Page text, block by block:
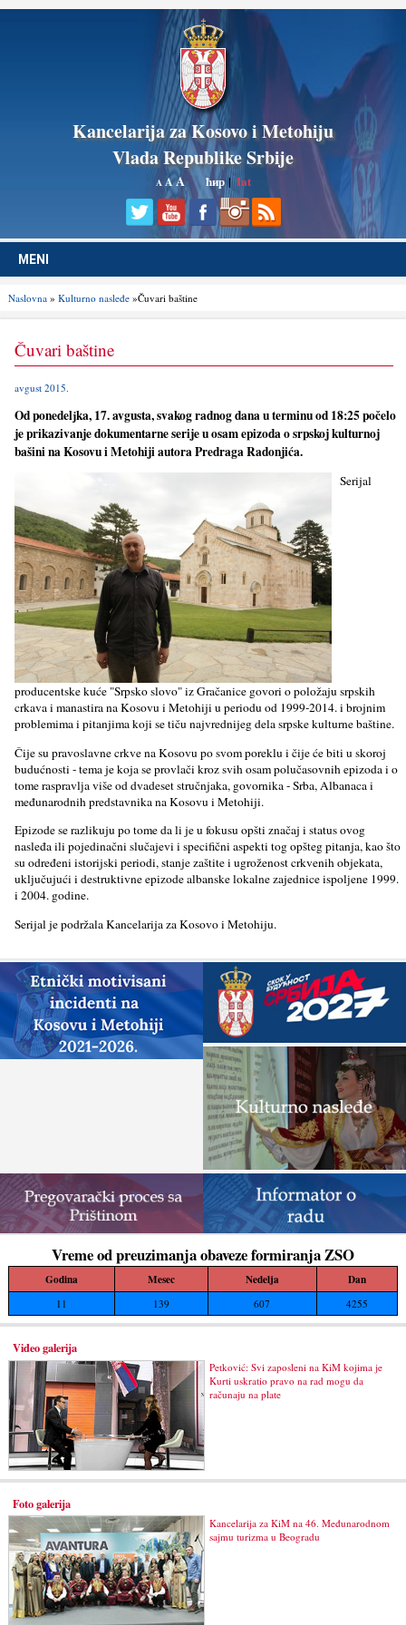
Kancelarija za Kosovo i Metohiju
Vlada Republike Srbije
A AA ћир|lat
MENI
Naslovna» Kulturno nasleđe»Čuvari baštine
Čuvari baštine
avgust 2015.
Od ponedelјka, 17. avgusta, svakog radnog dana u terminu od 18:25 počelo
je prikazivanje dokumentarne serije u osam epizoda o srpskoj kulturnoj
bašini na Kosovu i Metohiji autora Predraga Radonjića.
Serijal
producentske kuće "Srpsko slovo" iz Gračanice govori o položaju srpskih
crkava i manastira na Kosovu i Metohiji u periodu od 1999-2014. i brojnim
problemima i pitanjima koji se tiču najvrednijeg dela srpske kulturne baštine.
Čije su pravoslavne crkve na Kosovu po svom poreklu i čije će biti u skoroj
budućnosti - tema je koja se provlači kroz svih osam polučasovnih epizoda i o
tome raspravlјa više od dvadeset stručnjaka, govornika - Srba, Albanaca i
međunarodnih predstavnika na Kosovu i Metohiji.
Epizode se razlikuju po tome da li je u fokusu opšti značaj i status ovog
nasleđa ili pojedinačni slučajevi i specifični aspekti tog opšteg pitanja, kao što
su određeni istorijski periodi, stanje zaštite i ugroženost crkvenih objekata,
uklјučujući i destruktivne epizode albanske lokalne zajednice ispolјene 1999.
i 2004. godine.
Serijal je podržala Kancelarija za Kosovo i Metohiju.
Vreme od preuzimanja obaveze formiranja ZSO
Godina Mesec Nedelja Dan
11 139 607 4255
Video galerija
Petković: Svi zaposleni na KiM kojima je
Kurti uskratio pravo na rad mogu da
računaju na plate
Foto galerija
Kancelarija za KiM na 46. Međunarodnom
sajmu turizma u Beogradu